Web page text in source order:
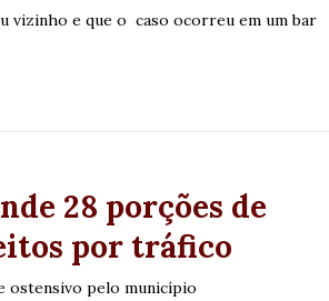
vizinho e que o caso ocorreu em um bar
28 porções de
por tráfico
ostensivo pelo município